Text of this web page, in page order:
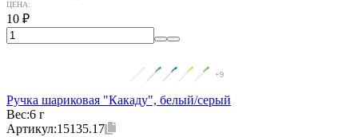
ЦЕНА:
10 ₽
+9
Ручка шариковая "Какаду", белый/серый
Вес:6 г
Артикул:15135.17